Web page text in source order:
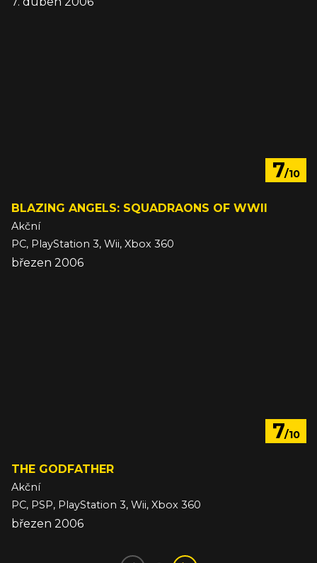
7/10
BLAZING ANGELS: SQUADRAONS OF WWII
Akční
PC, PlayStation 3, Wii, Xbox 360
březen 2006
7/10
THE GODFATHER
Akční
PC, PSP, PlayStation 3, Wii, Xbox 360
březen 2006